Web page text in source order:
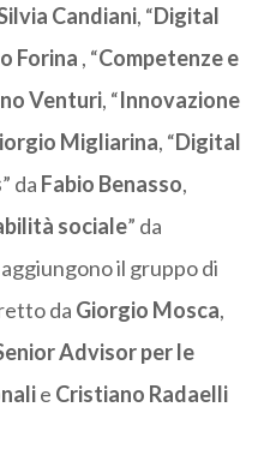
Candiani, “Digital
Forina , “Competenze e
Venturi, “Innovazione
Migliarina, “Digital
” da Fabio Benasso,
sociale” da
aggiungono il gruppo di
da Giorgio Mosca,
Advisor per le
e Cristiano Radaelli